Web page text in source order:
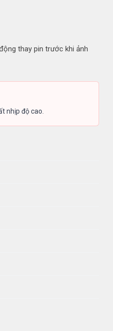
thay pin trước khi ảnh
nhịp độ cao.